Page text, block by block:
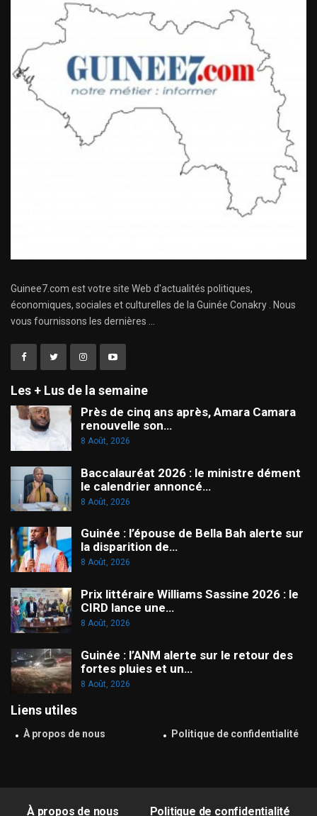
Guinee7.com est votre site Web d'actualités politiques,
économiques, sociales et culturelles de la Guinée Conakry . Nous
vous fournissons les dernières ...
Les + Lus de la semaine
Près de cinq ans après, Amara Camara
renouvelle son…
8 Août, 2026
Baccalauréat 2026 : le ministre dément
le calendrier annoncé…
8 Août, 2026
Guinée : l’épouse de Bella Bah alerte sur
la disparition de…
8 Août, 2026
Prix littéraire Williams Sassine 2026 : le
CIRD lance une…
8 Août, 2026
Guinée : l’ANM alerte sur le retour des
fortes pluies et un…
8 Août, 2026
Liens utiles
À propos de nous Politique de confidentialité
À propos de nous Politique de confidentialité